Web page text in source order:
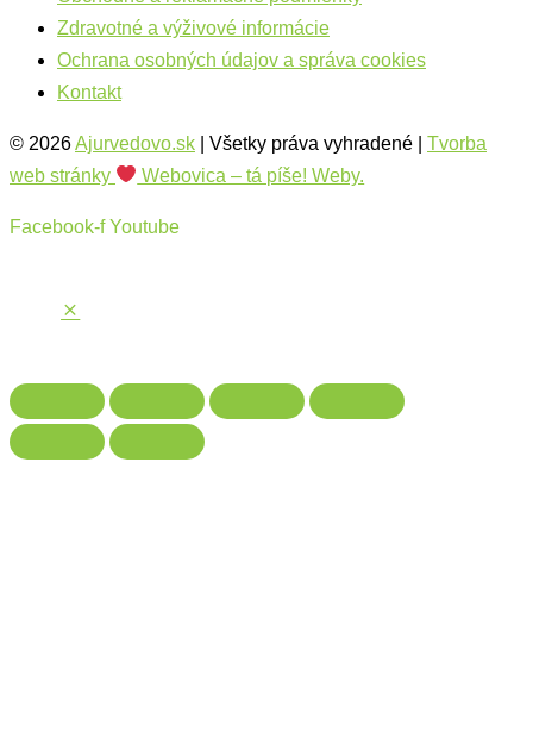
Zdravotné a výživové informácie
Ochrana osobných údajov a správa cookies
Kontakt
© 2026Ajurvedovo.sk | Všetky práva vyhradené | Tvorba
web stránky
Webovica – tá píše! Weby.
Facebook-f Youtube